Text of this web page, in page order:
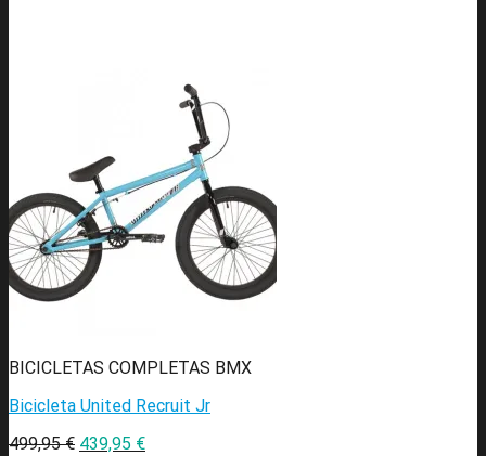
BICICLETAS COMPLETAS BMX
Bicicleta United Recruit Jr
499,95€ 439,95 €